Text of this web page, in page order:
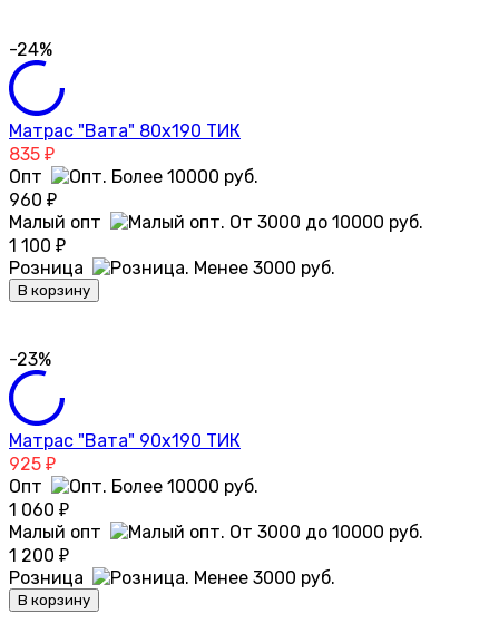
-24%
Матрас "Вата" 80х190 ТИК
835 ₽
Опт
960 ₽
Малый опт
1 100 ₽
Розница
В корзину
-23%
Матрас "Вата" 90х190 ТИК
925 ₽
Опт
1 060 ₽
Малый опт
1 200 ₽
Розница
В корзину